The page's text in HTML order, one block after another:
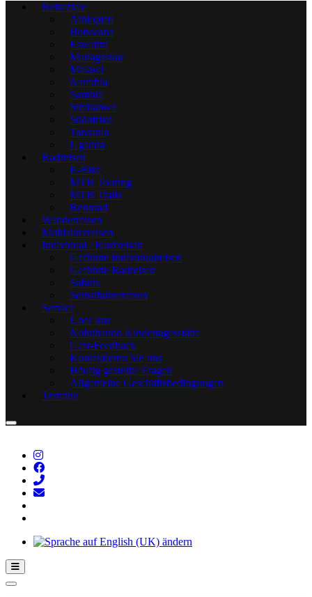
Reiseziele
Äthiopien
Botswana
Eswatini
Madagaskar
Malawi
Namibia
Sambia
Simbabwe
Südafrika
Tansania
Uganda
Radreisen
E-Bike
MTB Touring
MTB Trails
Rennrad
Wanderreisen
Multiaktivreisen
Individual / Kurzreisen
Geführte Individualreisen
Geführte Radreisen
Safaris
Selbstfahrerreisen
Service
Über uns
Noluthando Kindertagesstätte
Gast-Feedback
Kontaktieren Sie uns
Häufig gestellte Fragen
Allgemeine Geschäftsbedingungen
Termine
Hamburger Toggle-Menü